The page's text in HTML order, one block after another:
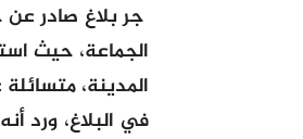
جر بلاغ صادر
الجماعة، حيث
المدينة،
في البلاغ، ورد